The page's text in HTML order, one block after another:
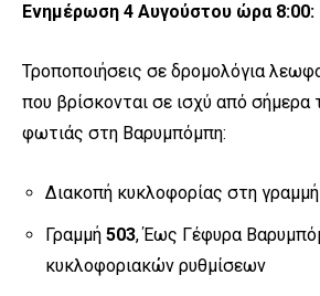
Ενημέρωση 4 Αυγούστου ώρα 8:00:
Τροποποιήσεις σε δρομολόγια
που βρίσκονται σε ισχύ από
φωτιάς στη Βαρυμπόμπη:
Διακοπή κυκλοφορίας στη γραμμή
Γραμμή 503, Έως Γέφυρα
κυκλοφοριακών ρυθμίσεων